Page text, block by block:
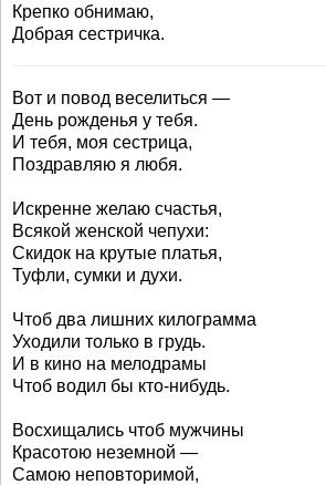
Крепко обнимаю,
Добрая сестричка.
Вот и повод веселиться —
День рожденья у тебя.
И тебя, моя сестрица,
Поздравляю я любя.
Искренне желаю счастья,
Всякой женской чепухи:
Скидок на крутые платья,
Туфли, сумки и духи.
Чтоб два лишних килограмма
Уходили только в грудь.
И в кино на мелодрамы
Чтоб водил бы кто-нибудь.
Восхищались чтоб мужчины
Красотою неземной —
Самою неповторимой,